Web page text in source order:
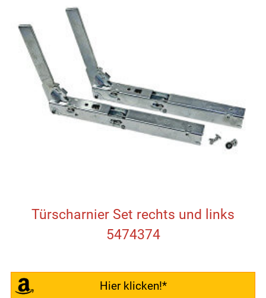
Türscharnier Set rechts und links
5474374
Hier klicken!*